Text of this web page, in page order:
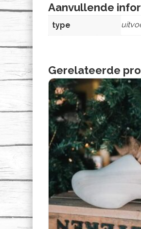
Aanvullende
type
Gerelateerde